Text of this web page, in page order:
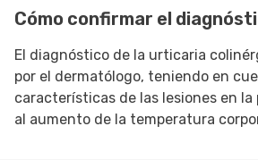
Cómo confirmar el
El diagnóstico de la urticaria
por el dermatólogo, teniendo en
características de las lesiones en la
al aumento de la temperatura